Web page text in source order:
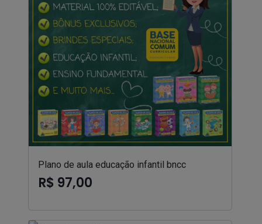
Plano de aula educação infantil bncc
R$ 97,00